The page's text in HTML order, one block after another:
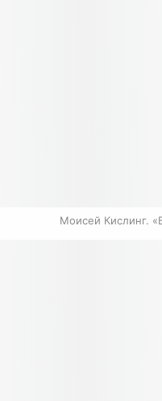
Моисей Кислинг.